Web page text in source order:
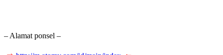
– Alamat ponsel –